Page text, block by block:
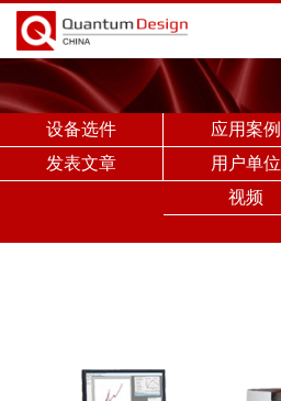
设备选件 应用案例
发表文章
用户单位
视频